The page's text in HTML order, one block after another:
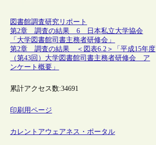
図書館調査研究リポート
第2章 調査の結果 6 日本私立大学協会
「大学図書館司書主務者研修会」
第2章 調査の結果 ＜図表6.2＞「平成15年度
（第43回）大学図書館司書主務者研修会 ア
ンケート概要」
累計アクセス数:34691
印刷用ページ
カレントアウェアネス・ポータル